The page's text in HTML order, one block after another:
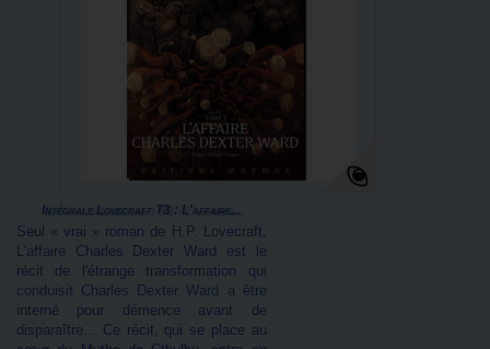
Intégrale Lovecraft T3 : L'affaire...
Seul « vrai » roman de H.P. Lovecraft,
L'affaire Charles Dexter Ward est le
récit de l'étrange transformation qui
conduisit Charles Dexter Ward a être
interné pour démence avant de
disparaître... Ce récit, qui se place au